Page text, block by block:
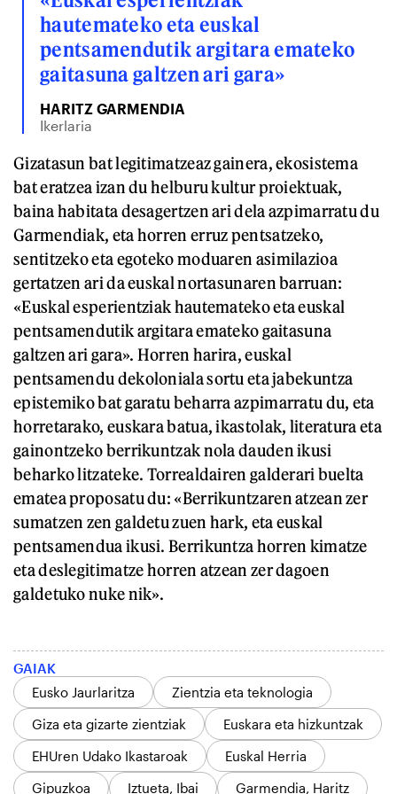
hautemateko eta euskal
pentsamendutik argitara emateko
gaitasuna galtzen ari gara»
HARITZ GARMENDIA
Ikerlaria
Gizatasun bat legitimatzeaz gainera, ekosistema
bat eratzea izan du helburu kultur proiektuak,
baina habitata desagertzen ari dela azpimarratu du
Garmendiak, eta horren erruz pentsatzeko,
sentitzeko eta egoteko moduaren asimilazioa
gertatzen ari da euskal nortasunaren barruan:
«Euskal esperientziak hautemateko eta euskal
pentsamendutik argitara emateko gaitasuna
galtzen ari gara». Horren harira, euskal
pentsamendu dekoloniala sortu eta jabekuntza
epistemiko bat garatu beharra azpimarratu du, eta
horretarako, euskara batua, ikastolak, literatura eta
gainontzeko berrikuntzak nola dauden ikusi
beharko litzateke. Torrealdairen galderari buelta
ematea proposatu du: «Berrikuntzaren atzean zer
sumatzen zen galdetu zuen hark, eta euskal
pentsamendua ikusi. Berrikuntza horren kimatze
eta deslegitimatze horren atzean zer dagoen
galdetuko nuke nik».
GAIAK
Eusko Jaurlaritza
Zientzia eta teknologia
Giza eta gizarte zientziak
Euskara eta hizkuntzak
EHUren Udako Ikastaroak
Euskal Herria
Gipuzkoa
Iztueta, Ibai Garmendia, Haritz